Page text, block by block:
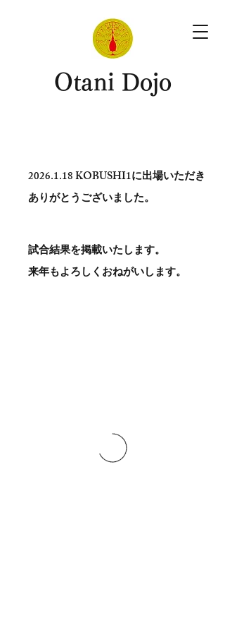
​Otani Dojo
2026.1.18KOBUSHI1に出場いただき
ありがとう​ございました。
試合結果を掲載いたします。
​来年もよろしくおねがいします。